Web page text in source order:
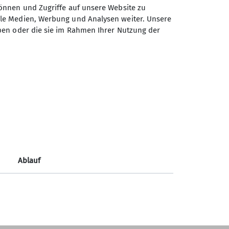
und Zugriffe auf unsere Website zu
Medien, Werbung und Analysen weiter. Unsere
oder die sie im Rahmen Ihrer Nutzung der
Ablauf